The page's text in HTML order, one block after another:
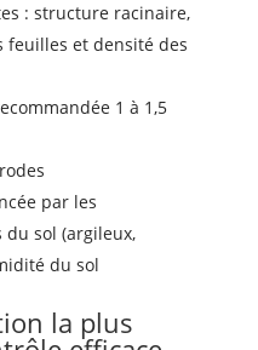
: structure racinaire,
feuilles et densité des
1 à 1,5
par les
sol (argileux,
du sol
la plus